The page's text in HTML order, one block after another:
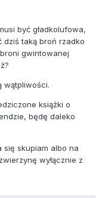
być gładkolufowa,
taką broń rzadko
gwintowanej
wątpliwości.
książki o
będę daleko
się skupiam albo na
wyłącznie z